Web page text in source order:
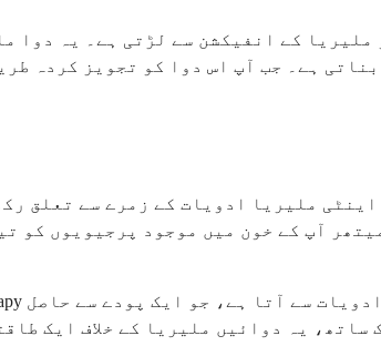
کے انفیکشن سے لڑتی ہے۔ یہ دوا
ہے۔ جب آپ اس دوا کو تجویز کردہ
ملیریا ادویات کے زمرے سے تعلق
آپ کے خون میں موجود پرجیویوں کو
یہ دوائیں ملیریا کے خلاف ایک